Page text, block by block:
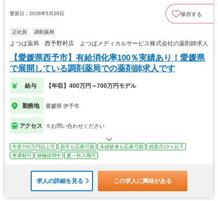
更新日：2026年5月26日 保存する
正社員 調剤薬局
よつば薬局 西予野村店 よつばメディカルサービス株式会社の薬剤師求人
【愛媛県西予市】有給消化率100％実績あり！愛媛県
で展開している調剤薬局での薬剤師求人です
給与 【年収】400万円～700万円モデル
勤務地 愛媛県 伊予市
アクセス ※お問い合わせください
年収700万円以上可 新卒も応募可能 未経験者も応募可能
残業月10ｈ以下
車通勤可
積極採用中 夏～秋入職可
求人の詳細を見る この求人に興味がある